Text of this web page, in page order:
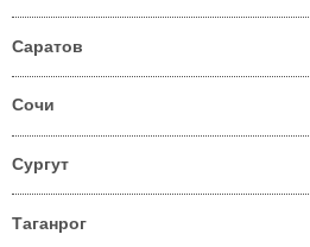
Саратов
Сочи
Сургут
Таганрог